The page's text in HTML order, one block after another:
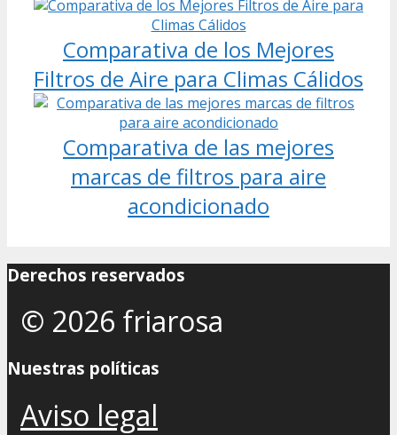
Comparativa de los Mejores
Filtros de Aire para Climas Cálidos
Comparativa de las mejores
marcas de filtros para aire
acondicionado
Derechos reservados
© 2026 friarosa
Nuestras políticas
Aviso legal